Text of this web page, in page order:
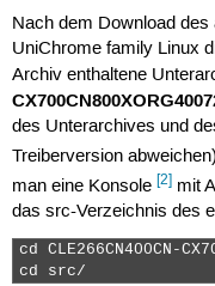
Nach dem Download des
UniChrome family Linux
Archiv enthaltene
des Unterarchives und
Treiberversion
man eine Konsole [2]mit
das src-Verzeichnis des
cd CLE266CN400CN-
cd src/